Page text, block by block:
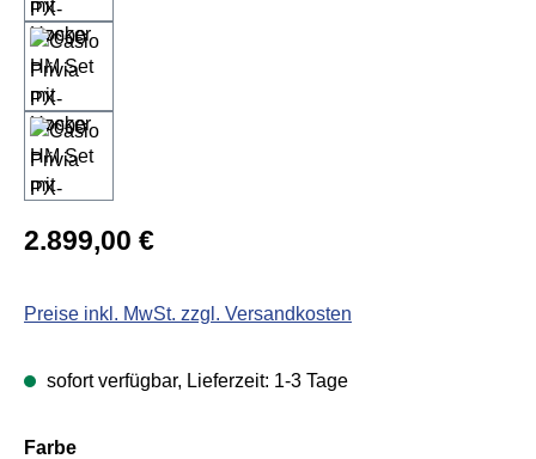
Regulärer Preis:
2.899,00 €
Preise inkl. MwSt. zzgl. Versandkosten
sofort verfügbar, Lieferzeit: 1-3 Tage
Farbeauswählen